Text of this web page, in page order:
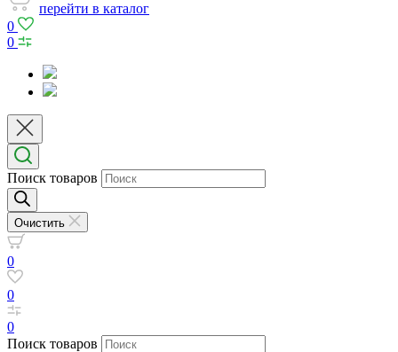
перейти в каталог
0
0
Поиск товаров
Очистить
0
0
0
Поиск товаров